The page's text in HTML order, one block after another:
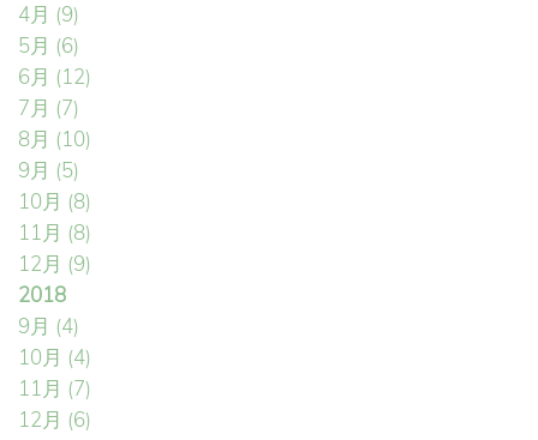
4月 (9)
5月 (6)
6月 (12)
7月 (7)
8月 (10)
9月 (5)
10月 (8)
11月 (8)
12月 (9)
2018
9月 (4)
10月 (4)
11月 (7)
12月 (6)